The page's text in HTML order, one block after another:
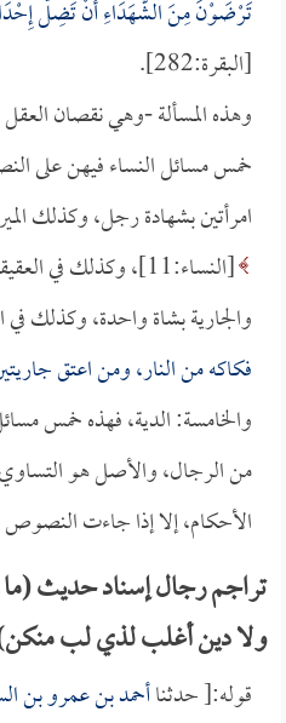
تَرْضَوْنَ مِنَ الشُّهَدَاءِ أَنْ تَضِلَّ
[البقرة:282].
وهذه المسألة -وهي نقصان
خمس مسائل النساء فيهن على
امرأتين بشهادة رجل، وكذلك
[النساء:11]، وكذلك في
والجارية بشاة واحدة، وكذلك في
فكاكه من النار، ومن اعتق
والخامسة: الدية، فهذه خمس
من الرجال، والأصل هو
الأحكام، إلا إذا جاءت النصوص
تراجم رجال إسناد حديث
ولا دين أغلب لذي لب
قوله:[ حدثناأحمد بن عمرو بن